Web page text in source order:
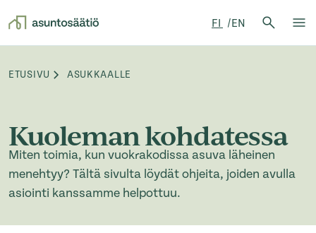
FI EN
Hae:
Browse:
ETUSIVU ASUKKAALLE
Kuoleman kohdatessa
Miten toimia, kun vuokrakodissa asuva läheinen
menehtyy? Tältä sivulta löydät ohjeita, joiden avulla
asiointi kanssamme helpottuu.